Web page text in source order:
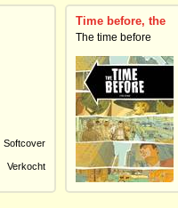
Softcover
Verkocht
Time before, the
The time before